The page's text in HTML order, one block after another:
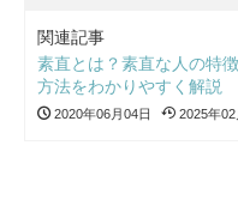
関連記事
素直とは？素直な人の特
方法をわかりやすく解説
2020年06月04日 2025年02